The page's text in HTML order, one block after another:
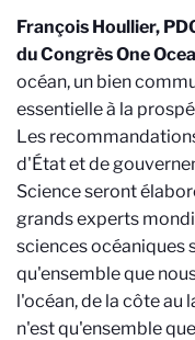
François Houllier,
du Congrès One
océan, un bien
essentielle à la
Les
d'État et de
Science seront
grands experts
sciences océaniques
qu'ensemble que
l'océan, de la côte au
n'est qu'ensemble